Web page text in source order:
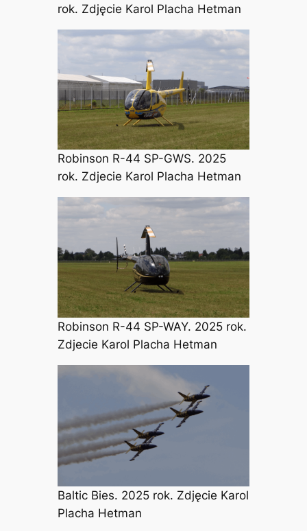
rok. Zdjęcie Karol Placha Hetman
Robinson R-44 SP-GWS. 2025
rok. Zdjecie Karol Placha Hetman
Robinson R-44 SP-WAY. 2025 rok.
Zdjecie Karol Placha Hetman
Baltic Bies. 2025 rok. Zdjęcie Karol
Placha Hetman